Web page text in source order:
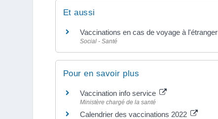
Et aussi
Vaccinations en cas de voyage à l'étranger
Social - Santé
Pour en savoir plus
Vaccination info service
Ministère chargé de la santé
Calendrier des vaccinations 2022